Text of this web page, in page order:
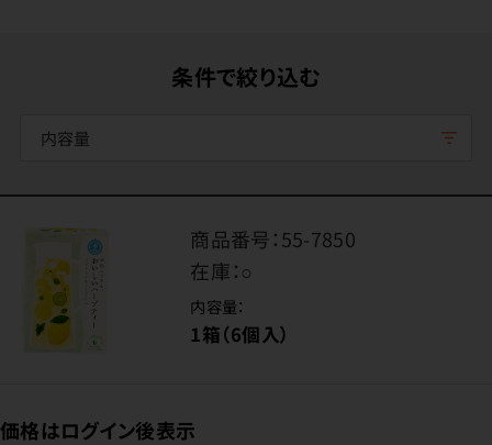
条件で絞り込む
内容量
商品番号：55-7850
在庫：○
内容量：
1箱（6個入）
価格はログイン後表示